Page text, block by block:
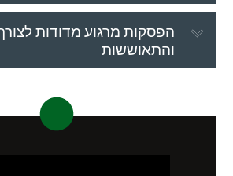
הפסקות מרגוע מדודות
והתאוששות